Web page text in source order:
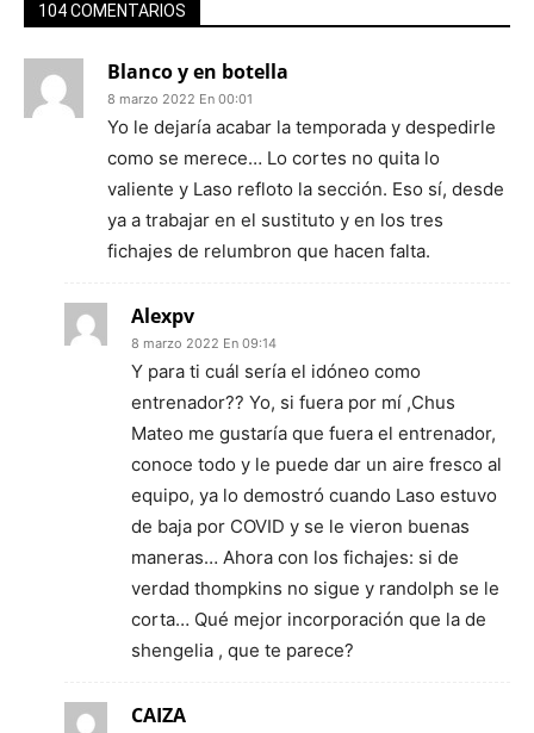
104 COMENTARIOS
Blanco y en botella
8 marzo 2022 En 00:01
Yo le dejaría acabar la temporada y despedirle
como se merece… Lo cortes no quita lo
valiente y Laso refloto la sección. Eso sí, desde
ya a trabajar en el sustituto y en los tres
fichajes de relumbron que hacen falta.
Alexpv
8 marzo 2022 En 09:14
Y para ti cuál sería el idóneo como
entrenador?? Yo, si fuera por mí ,Chus
Mateo me gustaría que fuera el entrenador,
conoce todo y le puede dar un aire fresco al
equipo, ya lo demostró cuando Laso estuvo
de baja por COVID y se le vieron buenas
maneras… Ahora con los fichajes: si de
verdad thompkins no sigue y randolph se le
corta… Qué mejor incorporación que la de
shengelia , que te parece?
CAIZA